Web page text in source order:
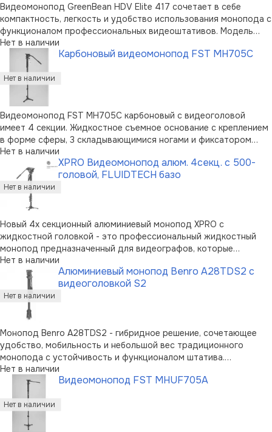
Видеомонопод GreenBean HDV Elite 417 сочетает в себе
компактность, легкость и удобство использования монопода с
функционалом профессиональных видеоштативов. Модель
предназначена для съемочного оборудования весом до 4 кг,
подсоединяемого через резьбовое крепление типа 1/4" и 3/8”.
Четыре секции мо …
Нет в наличии
Карбоновый видеомонопод FST MH705C
Видеомонопод FST MH705C карбоновый с видеоголовой
имеет 4 секции. Жидкостное съемное основание с креплением
в форме сферы, 3 складывающимися ногами и фиксатором
обеспечивает плавность видеосъемки. Улучшенная система
клипс-зажимов прочно закрепляет секции по всей длине,
предоставляя возможность вы …
Нет в наличии
XPRO Видеомонопод алюм. 4секц. с 500-
головой, FLUIDTECH базо
Новый 4х секционный алюминиевый монопод XPRO с
жидкостной головкой - это профессиональный жидкостный
монопод предназначенный для видеографов, которые
регулируют высоту монопода для того, чтобы снимать из
толпы и сделать снимки под разными углами. Эти
ультрасовременные ноги Manfrotto унаследовали …
Нет в наличии
Алюминиевый монопод Benro A28TDS2 c
видеоголовкой S2
Монопод Benro A28TDS2 - гибридное решение, сочетающее
удобство, мобильность и небольшой вес традиционного
монопода с устойчивость и функционалом штатива.
Четырехсекционный монопод раскладывается в диапазоне 62-
169 см и выполнен из алюминиевого сплава - при собственном
весе 1,2 кг максимальная наг …
Нет в наличии
Видеомонопод FST MHUF705A